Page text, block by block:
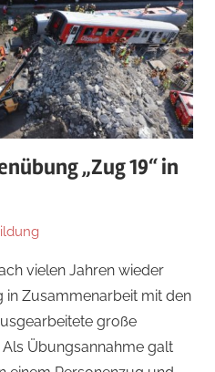
„Zug 19“ in
vielen Jahren wieder
in Zusammenarbeit mit den
große
Übungsannahme galt